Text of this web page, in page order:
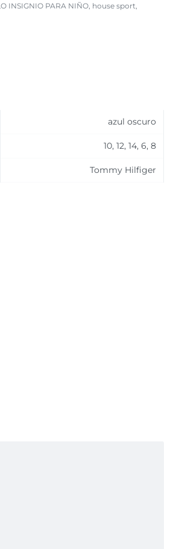
INSIGNIO PARA NIÑO, house sport,
azul oscuro
10, 12, 14, 6, 8
Tommy Hilfiger